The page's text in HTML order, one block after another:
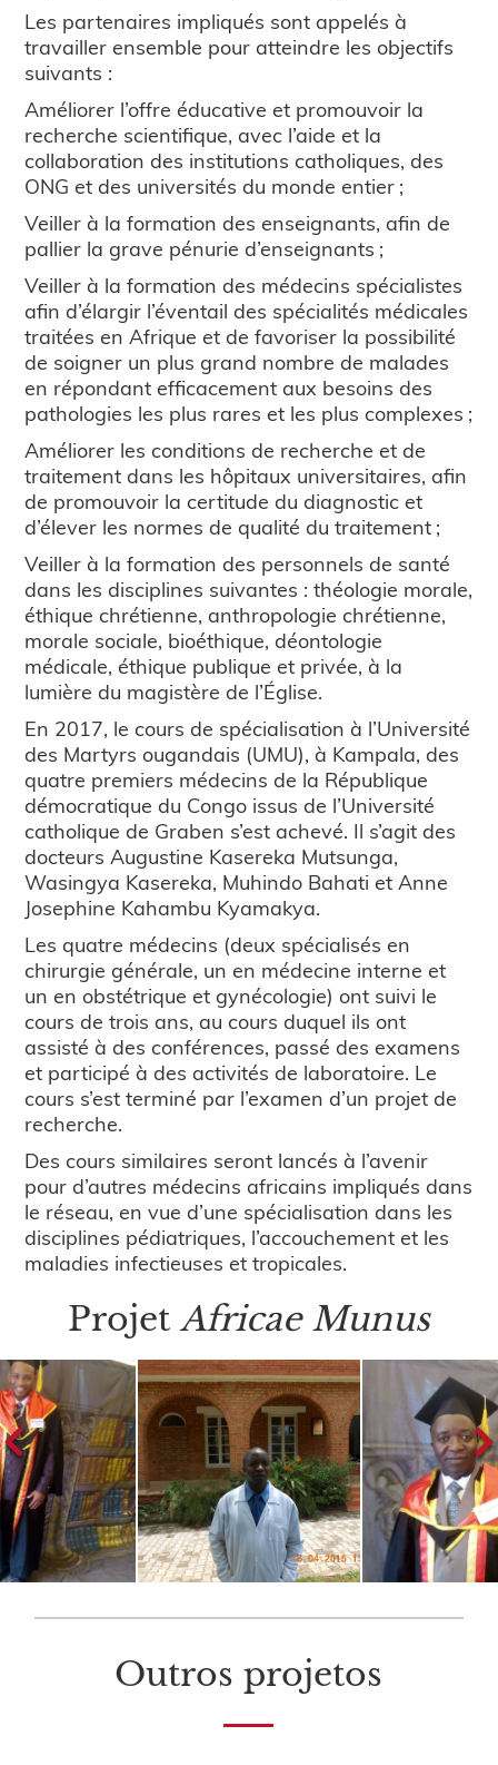
Les partenaires impliqués sont appelés à
travailler ensemble pour atteindre les objectifs
suivants :
Améliorer l’offre éducative et promouvoir la
recherche scientifique, avec l’aide et la
collaboration des institutions catholiques, des
ONG et des universités du monde entier ;
Veiller à la formation des enseignants, afin de
pallier la grave pénurie d’enseignants ;
Veiller à la formation des médecins spécialistes
afin d’élargir l’éventail des spécialités médicales
traitées en Afrique et de favoriser la possibilité
de soigner un plus grand nombre de malades
en répondant efficacement aux besoins des
pathologies les plus rares et les plus complexes ;
Améliorer les conditions de recherche et de
traitement dans les hôpitaux universitaires, afin
de promouvoir la certitude du diagnostic et
d’élever les normes de qualité du traitement ;
Veiller à la formation des personnels de santé
dans les disciplines suivantes : théologie morale,
éthique chrétienne, anthropologie chrétienne,
morale sociale, bioéthique, déontologie
médicale, éthique publique et privée, à la
lumière du magistère de l’Église.
En 2017, le cours de spécialisation à l’Université
des Martyrs ougandais (UMU), à Kampala, des
quatre premiers médecins de la République
démocratique du Congo issus de l’Université
catholique de Graben s’est achevé. Il s’agit des
docteurs Augustine Kasereka Mutsunga,
Wasingya Kasereka, Muhindo Bahati et Anne
Josephine Kahambu Kyamakya.
Les quatre médecins (deux spécialisés en
chirurgie générale, un en médecine interne et
un en obstétrique et gynécologie) ont suivi le
cours de trois ans, au cours duquel ils ont
assisté à des conférences, passé des examens
et participé à des activités de laboratoire. Le
cours s’est terminé par l’examen d’un projet de
recherche.
Des cours similaires seront lancés à l’avenir
pour d’autres médecins africains impliqués dans
le réseau, en vue d’une spécialisation dans les
disciplines pédiatriques, l’accouchement et les
maladies infectieuses et tropicales.
Projet Africae Munus
Outros projetos